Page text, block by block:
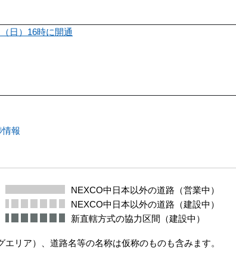
日）16時に開通
報
NEXCO中日本以外の道路（営業中）
NEXCO中日本以外の道路（建設中）
新直轄方式の協力区間（建設中）
リア）、道路名等の名称は仮称のものも含みます。